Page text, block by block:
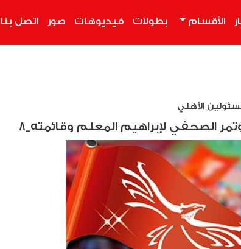
الأقسام بطولات فيديوهات صور اتصل بنا
الأهلي
الصحفي لإبراهيم المعلم وقائمته_8